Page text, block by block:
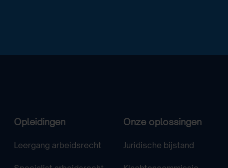
Opleidingen
Leergang arbeidsrecht
Onze oplossingen
Juridische bijstand